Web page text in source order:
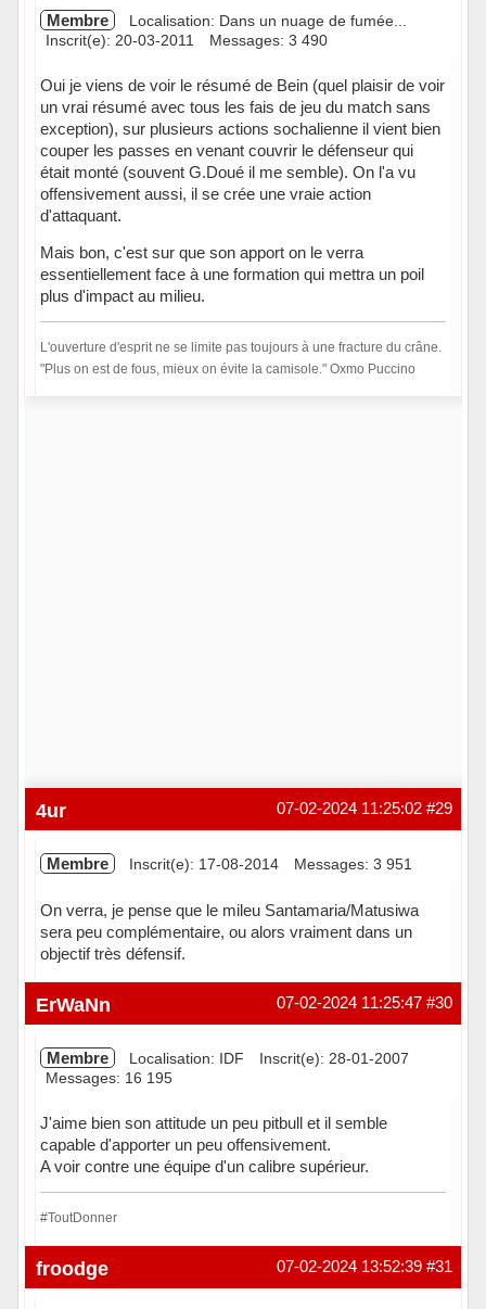
Membre
Localisation: Dans un nuage de fumée...
Inscrit(e): 20-03-2011
Messages: 3 490
Oui je viens de voir le résumé de Bein (quel plaisir de voir
un vrai résumé avec tous les fais de jeu du match sans
exception), sur plusieurs actions sochalienne il vient bien
couper les passes en venant couvrir le défenseur qui
était monté (souvent G.Doué il me semble). On l'a vu
offensivement aussi, il se crée une vraie action
d'attaquant.
Mais bon, c'est sur que son apport on le verra
essentiellement face à une formation qui mettra un poil
plus d'impact au milieu.
L'ouverture d'esprit ne se limite pas toujours à une fracture du crâne.
"Plus on est de fous, mieux on évite la camisole." Oxmo Puccino
#29
07-02-2024 11:25:02
4ur
Membre Inscrit(e): 17-08-2014 Messages: 3 951
On verra, je pense que le mileu Santamaria/Matusiwa
sera peu complémentaire, ou alors vraiment dans un
objectif très défensif.
Hors ligne #30
07-02-2024 11:25:47
ErWaNn
Membre Localisation: IDF
Inscrit(e): 28-01-2007
Messages: 16 195
J'aime bien son attitude un peu pitbull et il semble
capable d'apporter un peu offensivement.
A voir contre une équipe d'un calibre supérieur.
#ToutDonner
Hors ligne #31
07-02-2024 13:52:39
froodge